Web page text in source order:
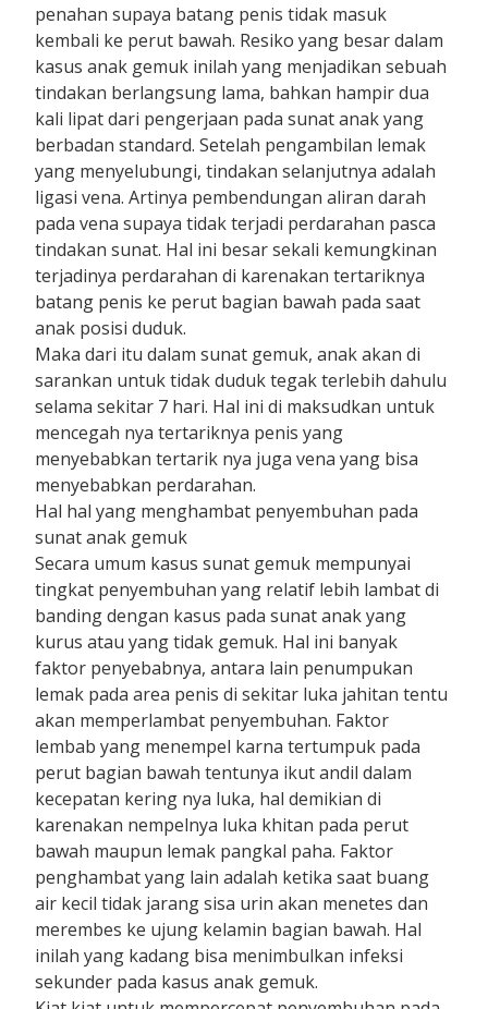
penahan supaya batang penis tidak masuk
kembali ke perut bawah. Resiko yang besar dalam
kasus anak gemuk inilah yang menjadikan sebuah
tindakan berlangsung lama, bahkan hampir dua
kali lipat dari pengerjaan pada sunat anak yang
berbadan standard. Setelah pengambilan lemak
yang menyelubungi, tindakan selanjutnya adalah
ligasi vena. Artinya pembendungan aliran darah
pada vena supaya tidak terjadi perdarahan pasca
tindakan sunat. Hal ini besar sekali kemungkinan
terjadinya perdarahan di karenakan tertariknya
batang penis ke perut bagian bawah pada saat
anak posisi duduk.
Maka dari itu dalam sunat gemuk, anak akan di
sarankan untuk tidak duduk tegak terlebih dahulu
selama sekitar 7 hari. Hal ini di maksudkan untuk
mencegah nya tertariknya penis yang
menyebabkan tertarik nya juga vena yang bisa
menyebabkan perdarahan.
Hal hal yang menghambat penyembuhan pada
sunat anak gemuk
Secara umum kasus sunat gemuk mempunyai
tingkat penyembuhan yang relatif lebih lambat di
banding dengan kasus pada sunat anak yang
kurus atau yang tidak gemuk. Hal ini banyak
faktor penyebabnya, antara lain penumpukan
lemak pada area penis di sekitar luka jahitan tentu
akan memperlambat penyembuhan. Faktor
lembab yang menempel karna tertumpuk pada
perut bagian bawah tentunya ikut andil dalam
kecepatan kering nya luka, hal demikian di
karenakan nempelnya luka khitan pada perut
bawah maupun lemak pangkal paha. Faktor
penghambat yang lain adalah ketika saat buang
air kecil tidak jarang sisa urin akan menetes dan
merembes ke ujung kelamin bagian bawah. Hal
inilah yang kadang bisa menimbulkan infeksi
sekunder pada kasus anak gemuk.